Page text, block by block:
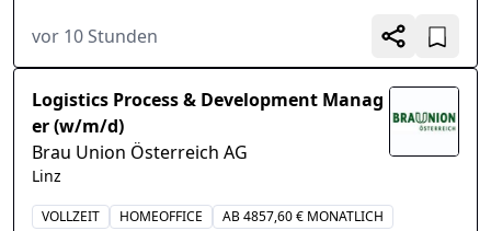
vor 10 Stunden
Logistics Process & Development Manag
er (w/m/d)
Brau Union Österreich AG
Linz
VOLLZEIT HOMEOFFICE AB 4857,60 € MONATLICH